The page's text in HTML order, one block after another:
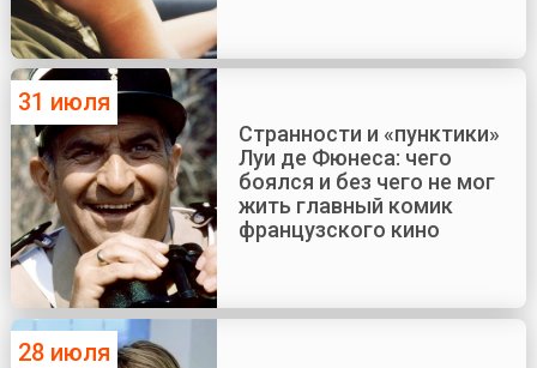
31 июля
Странности и «пунктики»
Луи де Фюнеса: чего
боялся и без чего не мог
жить главный комик
французского кино
28 июля